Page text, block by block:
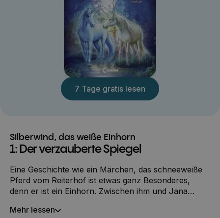
7 Tage gratis lesen
Silberwind, das weiße Einhorn
1: Der verzauberte Spiegel
Eine Geschichte wie ein Märchen, das schneeweiße
Pferd vom Reiterhof ist etwas ganz Besonderes,
denn er ist ein Einhorn. Zwischen ihm und Jana
sein Geheimnis. Gemeinsam erleben sie jede Menge
Mehr lessen